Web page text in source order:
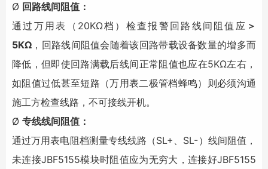
Ø 回路线间阻值：
通过万用表（20KΩ档）检查报警回路线间阻值应 ＞
5KΩ ，回路线间阻值会随着该回路带载设备数量的增多而
降低，但即使回路满载后线间正常阻值也应在5KΩ左右，
如阻值过低甚至短路（万用表二极管档蜂鸣）则必须沟通
施工方检查线路，不可接线开机。
Ø 专线线间阻值：
通过万用表电阻档测量专线线路（SL+、SL-）线间阻值，
未连接JBF5155模块时阻值应为无穷大，连接好JBF5155